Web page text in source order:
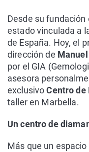
Desde su fundación
estado vinculada a
de España. Hoy, el
dirección de
por el GIA
asesora
exclusivoCentro de
taller en Marbella.
Un centro de
Más que un espacio